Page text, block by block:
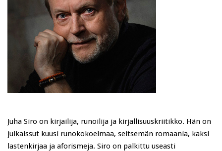
Juha Siro on kirjailija, runoilija ja kirjallisuuskriitikko. Hän on
julkaissut kuusi runokokoelmaa, seitsemän romaania, kaksi
lastenkirjaa ja aforismeja. Siro on palkittu useasti